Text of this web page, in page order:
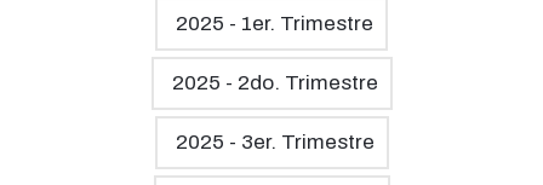
2025 - 1er. Trimestre
2025 - 2do. Trimestre
2025 - 3er. Trimestre